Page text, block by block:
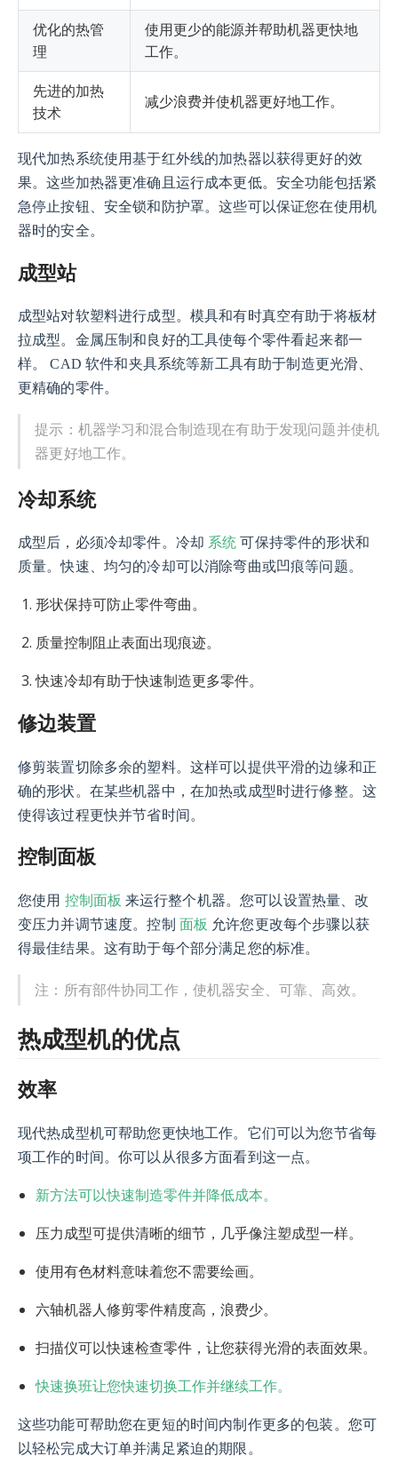
优化的热管
理
使用更少的能源并帮助机器更快地
工作。
先进的加热
技术
减少浪费并使机器更好地工作。
现代加热系统使用基于红外线的加热器以获得更好的效
果。这些加热器更准确且运行成本更低。安全功能包括紧
急停止按钮、安全锁和防护罩。这些可以保证您在使用机
器时的安全。
成型站
成型站对软塑料进行成型。模具和有时真空有助于将板材
拉成型。金属压制和良好的工具使每个零件看起来都一
样。 CAD 软件和夹具系统等新工具有助于制造更光滑、
更精确的零件。
提示：机器学习和混合制造现在有助于发现问题并使机
器更好地工作。
冷却系统
成型后，必须冷却零件。冷却 系统 可保持零件的形状和
质量。快速、均匀的冷却可以消除弯曲或凹痕等问题。
形状保持可防止零件弯曲。
质量控制阻止表面出现痕迹。
快速冷却有助于快速制造更多零件。
修边装置
修剪装置切除多余的塑料。这样可以提供平滑的边缘和正
确的形状。在某些机器中，在加热或成型时进行修整。这
使得该过程更快并节省时间。
控制面板
您使用 控制面板 来运行整个机器。您可以设置热量、改
变压力并调节速度。控制 面板 允许您更改每个步骤以获
得最佳结果。这有助于每个部分满足您的标准。
注：所有部件协同工作，使机器安全、可靠、高效。
热成型机的优点
效率
现代热成型机可帮助您更快地工作。它们可以为您节省每
项工作的时间。你可以从很多方面看到这一点。
新方法可以快速制造零件并降低成本。
压力成型可提供清晰的细节，几乎像注塑成型一样。
使用有色材料意味着您不需要绘画。
六轴机器人修剪零件精度高，浪费少。
扫描仪可以快速检查零件，让您获得光滑的表面效果。
快速换班让您快速切换工作并继续工作。
这些功能可帮助您在更短的时间内制作更多的包装。您可
以轻松完成大订单并满足紧迫的期限。